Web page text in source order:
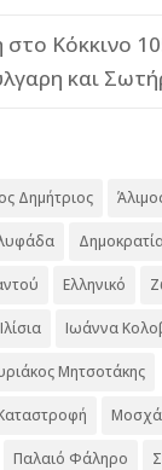
στο Κόκκινο
και
Δημήτριος
Ελληνικό
Ιλίσια Ιωάννα
Μητσοτάκης
Παλαιό Φάληρο